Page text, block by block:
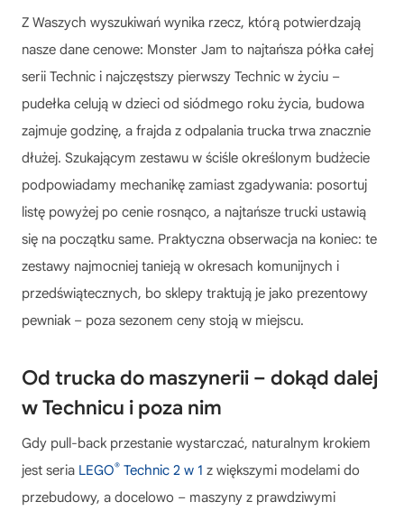
Z Waszych wyszukiwań wynika rzecz, którą potwierdzają
nasze dane cenowe: Monster Jam to najtańsza półka całej
serii Technic i najczęstszy pierwszy Technic w życiu –
pudełka celują w dzieci od siódmego roku życia, budowa
zajmuje godzinę, a frajda z odpalania trucka trwa znacznie
dłużej. Szukającym zestawu w ściśle określonym budżecie
podpowiadamy mechanikę zamiast zgadywania: posortuj
listę powyżej po cenie rosnąco, a najtańsze trucki ustawią
się na początku same. Praktyczna obserwacja na koniec: te
zestawy najmocniej tanieją w okresach komunijnych i
przedświątecznych, bo sklepy traktują je jako prezentowy
pewniak – poza sezonem ceny stoją w miejscu.
Od trucka do maszynerii – dokąd dalej
w Technicu i poza nim
Gdy pull-back przestanie wystarczać, naturalnym krokiem
jest seria LEGO® Technic 2 w 1 z większymi modelami do
przebudowy, a docelowo – maszyny z prawdziwymi